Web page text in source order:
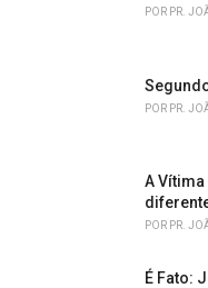
POR PR.
POR PR.
A
POR PR.
É Fato: